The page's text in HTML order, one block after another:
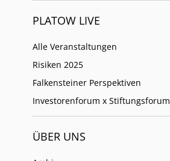
PLATOW LIVE
Alle Veranstaltungen
Risiken 2025
Falkensteiner Perspektiven
Investorenforum x Stiftungsforum
ÜBER UNS